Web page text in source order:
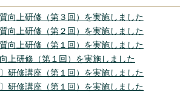
向上研修（第３回）を実施しました
向上研修（第２回）を実施しました
向上研修（第１回）を実施しました
上研修（第１回）を実施しました
研修講座（第１回）を実施しました
研修講座（第１回）を実施しました